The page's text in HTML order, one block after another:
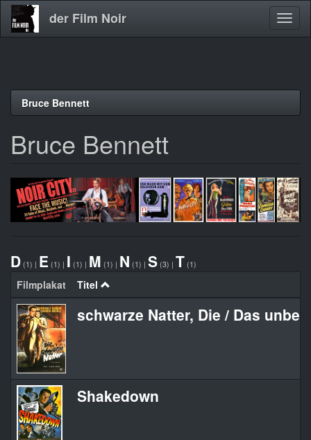
Direkt
der Film Noir
Bruce Bennett
Bruce Bennett
D (1) | E (1) | I (1) | M (1) | N (1) | S (3) | T (1)
Filmplakat Titel
schwarze Natter, Die / Das
Shakedown